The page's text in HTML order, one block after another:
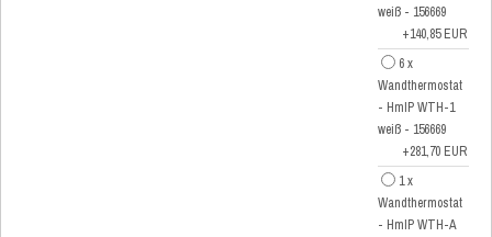
weiß - 156669
+140,85 EUR
6 x
Wandthermostat
- HmIP WTH-1
weiß - 156669
+281,70 EUR
1 x
Wandthermostat
- HmIP WTH-A